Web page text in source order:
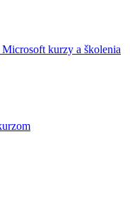
kurzy a školenia